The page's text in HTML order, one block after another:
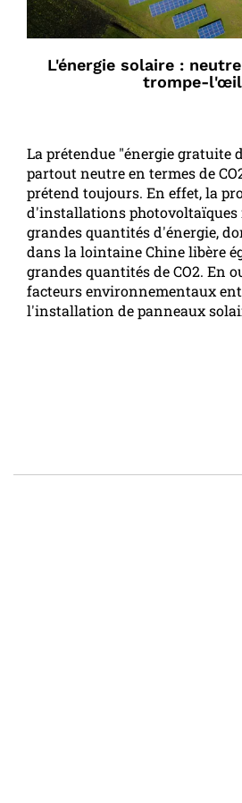
L'énergie solaire :
trompe-
La prétendue "énergie gratuite
partout neutre en termes de
prétend toujours. En effet, la
d'installations photovoltaïques
grandes quantités d'énergie,
dans la lointaine Chine libère
grandes quantités de CO2. En
facteurs environnementaux
l'installation de panneaux